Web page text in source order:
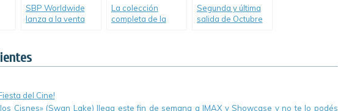
SBP Worldwide
lanza a la venta
La colección
completa de la
Segunda y última
salida de Octubre
del Cine!
Cisnes» (Swan Lake) llega este fin de semana a IMAX y Showcase y no te lo podés